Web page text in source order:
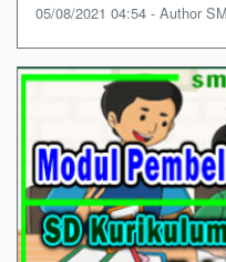
05/08/2021 04:54 - Author